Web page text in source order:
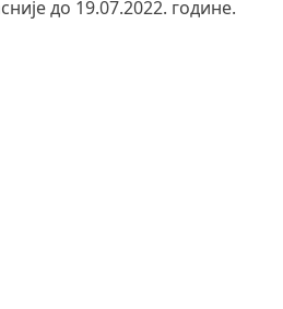
до 19.07.2022. године.